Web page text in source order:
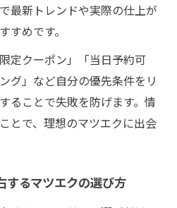
最新トレンドや実際の仕上が
すめです。
定クーポン」「当日予約可
グ」など自分の優先条件をリ
ることで失敗を防げます。情
とで、理想のマツエクに出会
するマツエクの選び方